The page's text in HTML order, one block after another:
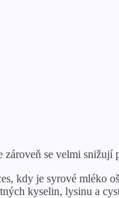
zároveň se velmi snižují
kdy je syrové mléko
kyselin, lysinu a